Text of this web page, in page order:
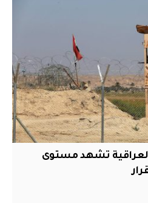
العراقية تشهد مستوى